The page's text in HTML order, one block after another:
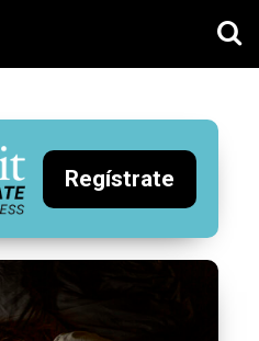
Regístrate